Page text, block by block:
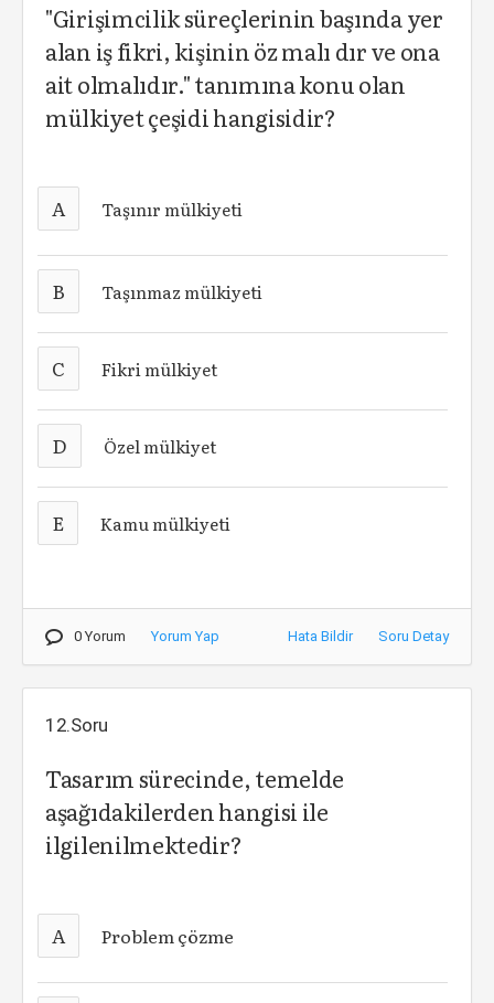
"Girişimcilik süreçlerinin başında yer
alan iş fikri, kişinin öz malı dır ve ona
ait olmalıdır." tanımına konu olan
mülkiyet çeşidi hangisidir?
A Taşınır mülkiyeti
B Taşınmaz mülkiyeti
C Fikri mülkiyet
D Özel mülkiyet
E Kamu mülkiyeti
0 Yorum Yorum Yap Hata Bildir Soru Detay
12.Soru
Tasarım sürecinde, temelde
aşağıdakilerden hangisi ile
ilgilenilmektedir?
A Problem çözme